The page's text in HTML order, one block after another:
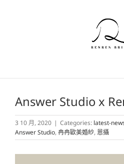
Answer Studio x
3 10 月, 2020 | Categories: latest-
Answer Studio, 冉冉歐美婚紗, 恩攝